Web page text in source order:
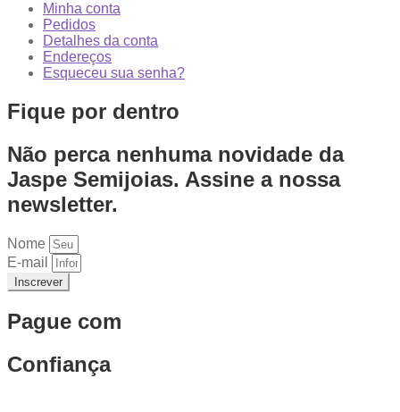
Minha conta
Pedidos
Detalhes da conta
Endereços
Esqueceu sua senha?
Fique por dentro
Não perca nenhuma novidade da
Jaspe Semijoias. Assine a nossa
newsletter.
Nome
E-mail
Inscrever
Pague com
Confiança